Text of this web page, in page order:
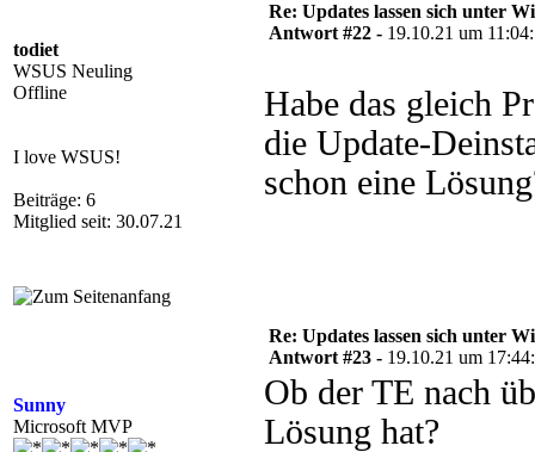
todiet
WSUS Neuling
Offline
I love WSUS!
Beiträge: 6
Mitglied seit: 30.07.21
Re: Updates lassen sich unter
Antwort #22 - 19.10.21 um
Habe das gleich
die Update-
schon eine
Sunny
Microsoft MVP
Re: Updates lassen sich unter
Antwort #23 - 19.10.21 um
Ob der TE nach
Lösung hat?